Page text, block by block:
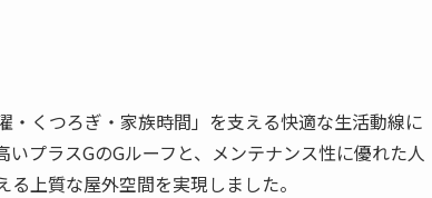
くつろぎ・家族時間」を支える快適な生活動線に
プラスGのGルーフと、メンテナンス性に優れた人
上質な屋外空間を実現しました。